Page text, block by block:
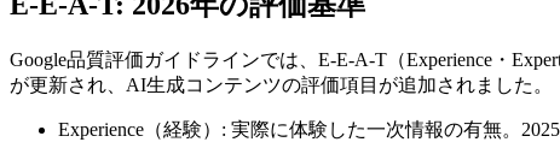
Google品質評価ガイドラインでは、E-E-A-T（Experience・
が更新され、AI生成コンテンツの評価項目が追加されました。
Experience（経験）: 実際に体験した一次情報の有無。